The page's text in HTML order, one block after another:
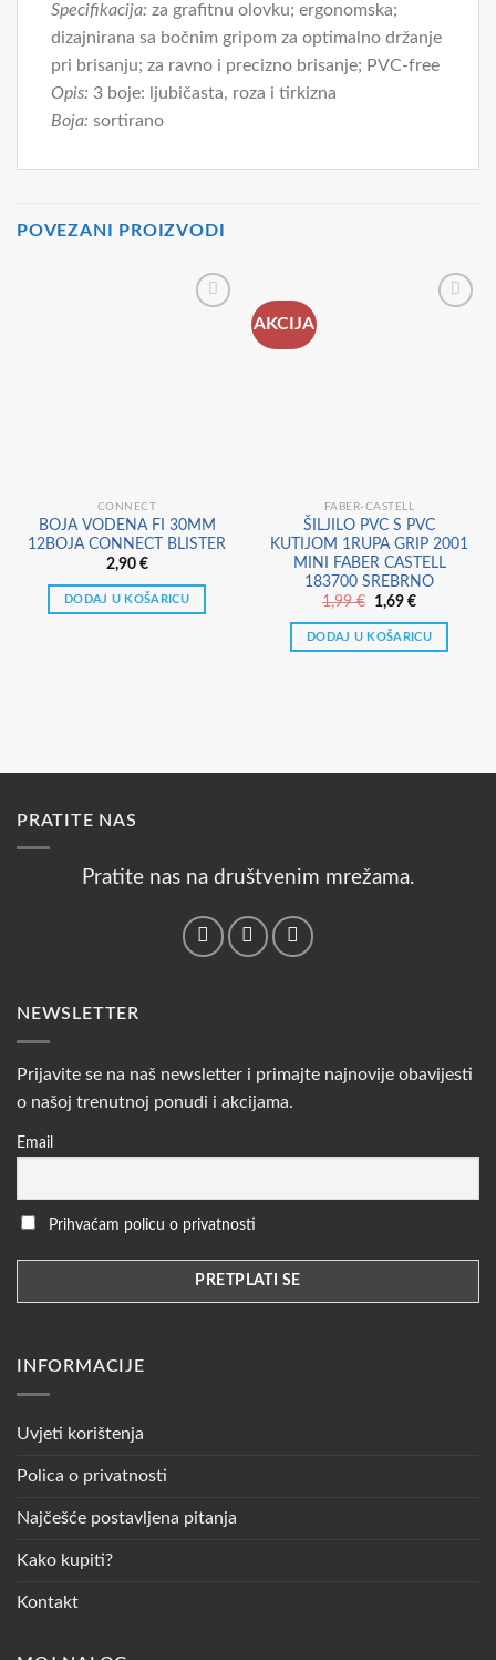
Specifikacija: za grafitnu olovku; ergonomska;
dizajnirana sa bočnim gripom za optimalno držanje
pri brisanju; za ravno i precizno brisanje; PVC-free
Opis: 3 boje: ljubičasta, roza i tirkizna
Boja: sortirano
POVEZANI PROIZVODI
CONNECT
BOJA VODENA FI 30MM
12BOJA CONNECT BLISTER
2,90 €
DODAJ U KOŠARICU
AKCIJA
FABER-CASTELL
ŠILJILO PVC S PVC
KUTIJOM 1RUPA GRIP 2001
MINI FABER CASTELL
183700 SREBRNO
1,99€
Izvorna
bila
je:
1,69€Trenutna
je:
1,69 €.
DODAJ U KOŠARICU
PRATITE NAS
Pratite nas na društvenim mrežama.
NEWSLETTER
Prijavite se na naš newsletter i primajte najnovije obavijesti
o našoj trenutnoj ponudi i akcijama.
Email
Prihvaćam policu o privatnosti
INFORMACIJE
Uvjeti korištenja
Polica o privatnosti
Najčešće postavljena pitanja
Kako kupiti?
Kontakt